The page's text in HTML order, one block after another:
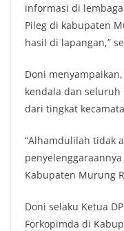
informasi di
Pileg di kabupaten
hasil di lapangan,”
Doni
kendala dan seluruh
dari tingkat
“Alhamdulilah tidak
Kabupaten Murung
Doni selaku Ketua
Forkopimda di